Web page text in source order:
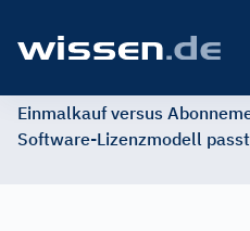
Einmalkauf versus
Software-Lizenzmodell